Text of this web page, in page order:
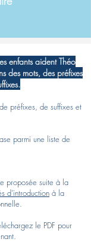
enfants aident Théo
des mots, des préfixes
préfixes, de suffixes et
parmi une liste de
proposée suite à la
d’introduction à la
le PDF pour